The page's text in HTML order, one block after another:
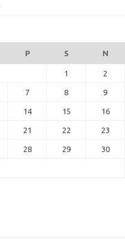
P S N
1 2
7 8 9
14 15 16
21 22 23
28 29 30